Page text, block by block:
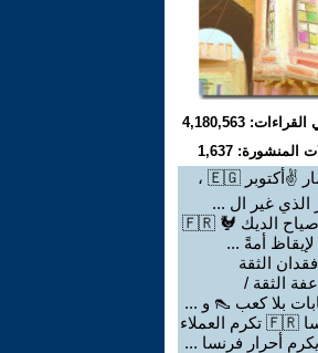
4,180,563
المنشورة: 1,637
أنتصار ✌أكتوبر 🇪🇬 ،
الذي غير ال ...
هل صياح الديك 🐓 🇫🇷
أمةً ...
الثقة
الثقة /
بلا كعب 👠 و ...
فرنسا 🇫🇷 تكرم العملاء
أحرار فرنسا ...